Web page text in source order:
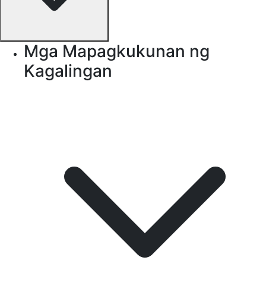
Mga Mapagkukunan ng
Kagalingan